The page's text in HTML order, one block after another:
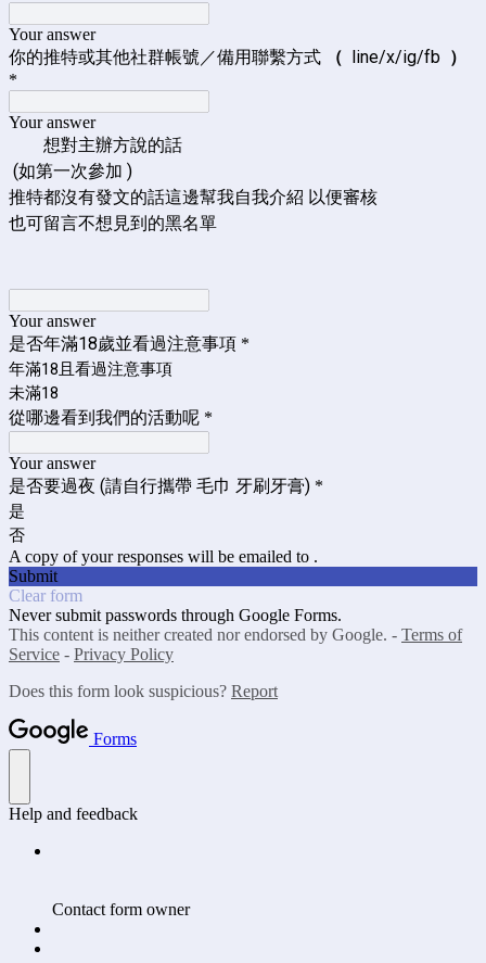
Your answer
你的推特或其他社群帳號／備用聯繫方式 （ line/x/ig/fb ）
*
Your answer
想對主辦方說的話
(如第一次參加 )
推特都沒有發文的話這邊幫我自我介紹 以便審核
也可留言不想見到的黑名單
Your answer
是否年滿18歲並看過注意事項 *
年滿18且看過注意事項
未滿18
從哪邊看到我們的活動呢 *
Your answer
是否要過夜 (請自行攜帶 毛巾 牙刷牙膏) *
是
否
A copy of your responses will be emailed to .
Submit
Clear form
Never submit passwords through Google Forms.
This content is neither created nor endorsed by Google. - Terms of
Service - Privacy Policy
Does this form look suspicious? Report
Forms
Help and feedback
Contact form owner